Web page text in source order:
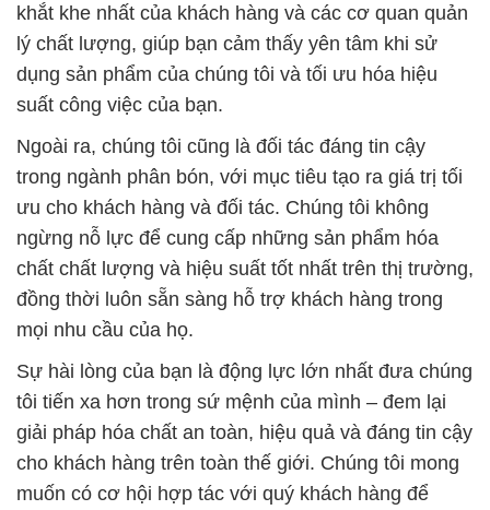
khắt khe nhất của khách hàng và các cơ quan quản
lý chất lượng, giúp bạn cảm thấy yên tâm khi sử
dụng sản phẩm của chúng tôi và tối ưu hóa hiệu
suất công việc của bạn.
Ngoài ra, chúng tôi cũng là đối tác đáng tin cậy
trong ngành phân bón, với mục tiêu tạo ra giá trị tối
ưu cho khách hàng và đối tác. Chúng tôi không
ngừng nỗ lực để cung cấp những sản phẩm hóa
chất chất lượng và hiệu suất tốt nhất trên thị trường,
đồng thời luôn sẵn sàng hỗ trợ khách hàng trong
mọi nhu cầu của họ.
Sự hài lòng của bạn là động lực lớn nhất đưa chúng
tôi tiến xa hơn trong sứ mệnh của mình – đem lại
giải pháp hóa chất an toàn, hiệu quả và đáng tin cậy
cho khách hàng trên toàn thế giới. Chúng tôi mong
muốn có cơ hội hợp tác với quý khách hàng để